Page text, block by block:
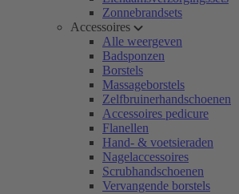
Zonnebrandsets
Accessoires
Alle weergeven
Badsponzen
Borstels
Massageborstels
Zelfbruinerhandschoenen
Accessoires pedicure
Flanellen
Hand- & voetsieraden
Nagelaccessoires
Scrubhandschoenen
Vervangende borstels